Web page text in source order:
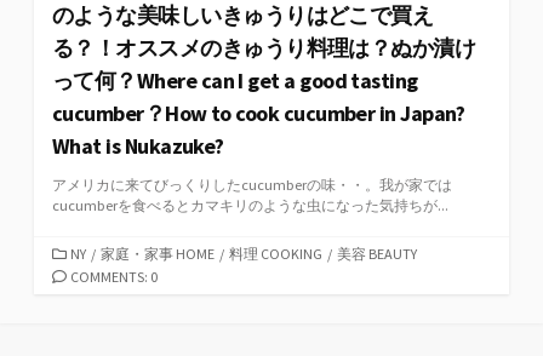
のような美味しいきゅうりはどこで買え
る？！オススメのきゅうり料理は？ぬか漬け
って何？Where can I get a good tasting
cucumber？How to cook cucumber in Japan?
What is Nukazuke?
アメリカに来てびっくりしたcucumberの味・・。我が家では
cucumberを食べるとカマキリのような虫になった気持ちが...
カ
テ
NY / 家庭・家事 HOME / 料理 COOKING / 美容 BEAUTY
COMMENTS: 0